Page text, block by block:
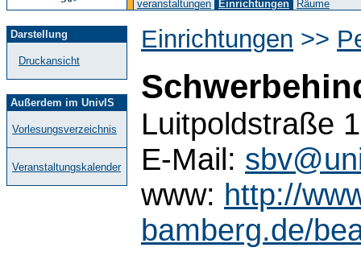
veranstaltungen
Einrichtungen
Räume
Darstellung
Druckansicht
Außerdem im UnivIS
Vorlesungsverzeichnis
Veranstaltungskalender
Einrichtungen >>
Luitpoldstraße
E-Mail:
www: http://
bamberg.de/